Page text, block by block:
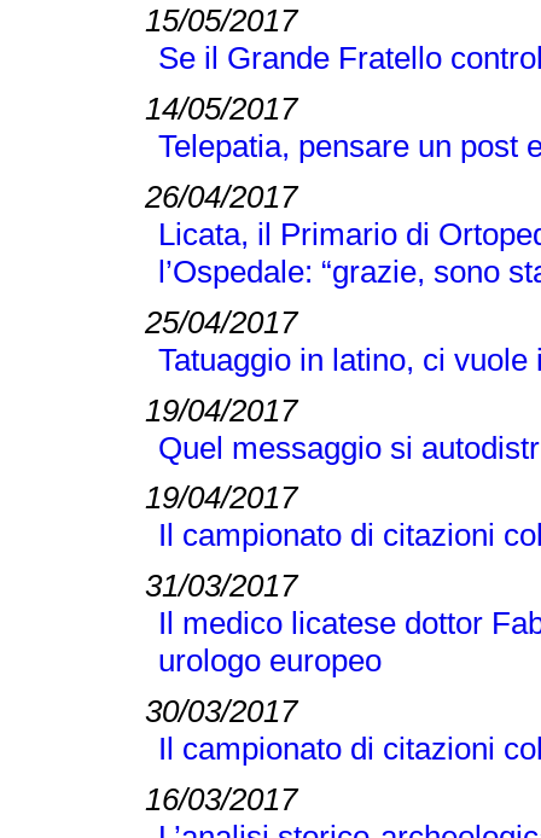
15/05/2017
Se il Grande Fratello
14/05/2017
Telepatia, pensare un post
26/04/2017
Licata, il Primario di
l’Ospedale: “grazie, sono
25/04/2017
Tatuaggio in latino, ci vuole
19/04/2017
Quel messaggio si
19/04/2017
Il campionato di citazioni
31/03/2017
Il medico licatese dottor
urologo europeo
30/03/2017
Il campionato di citazioni
16/03/2017